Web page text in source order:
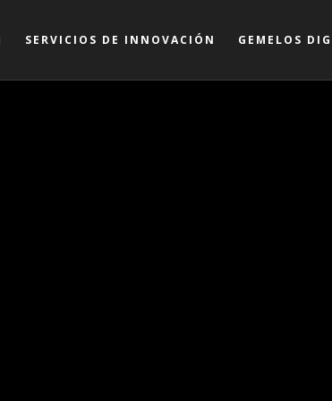
SERVICIOS DE INNOVACIÓN GEMELOS